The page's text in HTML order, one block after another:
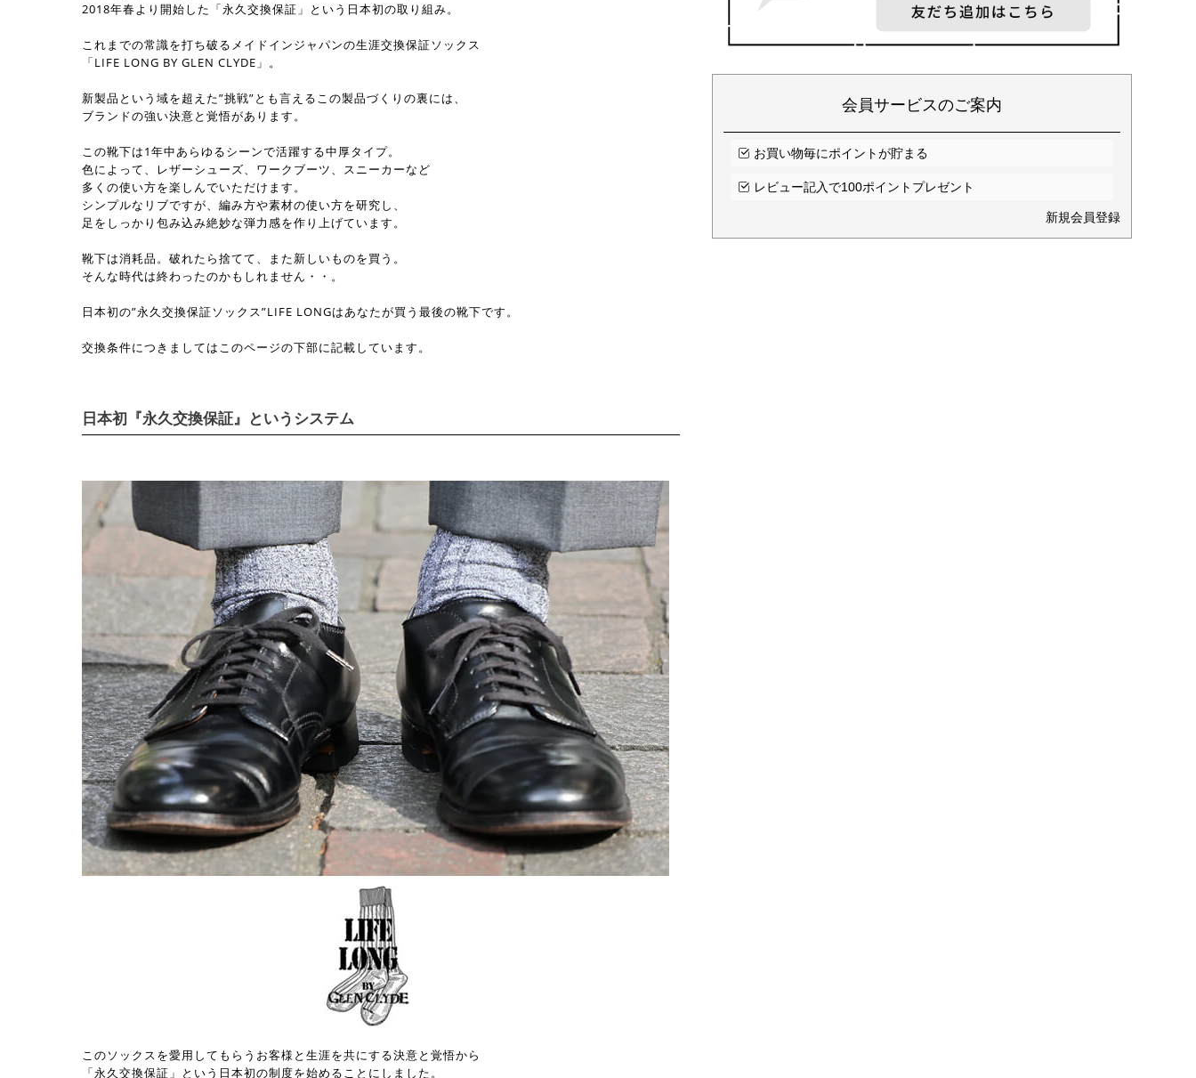
2018年春より開始した「永久交換保証」という日本初の取り組み。
これまでの常識を打ち破るメイドインジャパンの生涯交換保証ソックス
「LIFE LONG BY GLEN CLYDE」。
新製品という域を超えた”挑戦”とも言えるこの製品づくりの裏には、
ブランドの強い決意と覚悟があります。
この靴下は1年中あらゆるシーンで活躍する中厚タイプ。
色によって、レザーシューズ、ワークブーツ、スニーカーなど
多くの使い方を楽しんでいただけます。
シンプルなリブですが、編み方や素材の使い方を研究し、
足をしっかり包み込み絶妙な弾力感を作り上げています。
靴下は消耗品。破れたら捨てて、また新しいものを買う。
そんな時代は終わったのかもしれません・・。
日本初の”永久交換保証ソックス”LIFE LONGはあなたが買う最後の靴下です。
交換条件につきましてはこのページの下部に記載しています。
日本初『永久交換保証』というシステム
このソックスを愛用してもらうお客様と生涯を共にする決意と覚悟から
「永久交換保証」という日本初の制度を始めることにしました。
会員サービスのご案内
お買い物毎にポイントが貯まる
レビュー記入で100ポイントプレゼント
新規会員登録